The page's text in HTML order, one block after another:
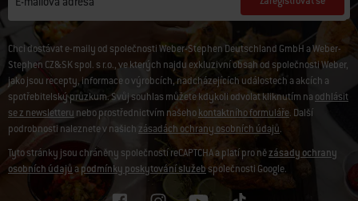
Chci dostávat e-maily od společnosti Weber-Stephen Deutschland GmbH a Weber-
Stephen CZ&SK spol. s r.o., ve kterých najdu exkluzivní obsah od společnosti Weber,
jako jsou recepty, informace o výrobcích, nadcházejících událostech a akcích a
spotřebitelský průzkum. Svůj souhlas můžete kdykoli odvolat kliknutím na odhlásit
se z newsletteru nebo prostřednictvím našehokontaktního formuláře. Další
podrobnosti naleznete v našich zásadách ochrany osobních údajů.
Tyto stránky jsou chráněny společností reCAPTCHA a platí pro nězásady ochrany
osobních údajů apodmínky poskytování služebspolečnosti Google.